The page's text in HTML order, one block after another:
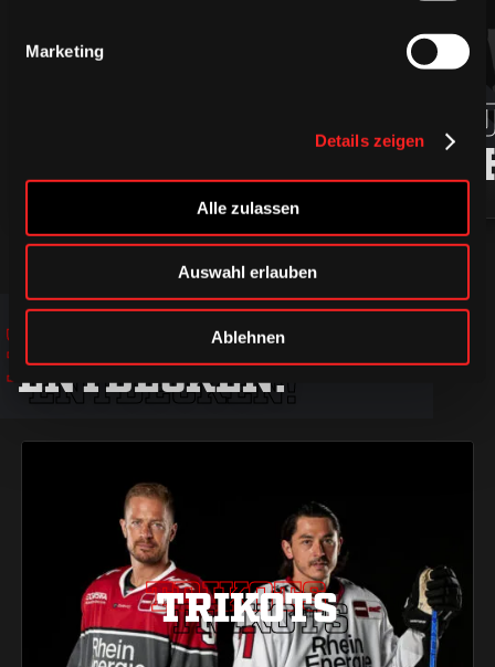
Marketing
Details zeigen
Alle zulassen
Auswahl erlauben
Ablehnen
ENTDECKEN!
JETZT
ENTDECKEN!
ENTDECKEN!
TRIKOTS
TRIKOTS
TRIKOTS